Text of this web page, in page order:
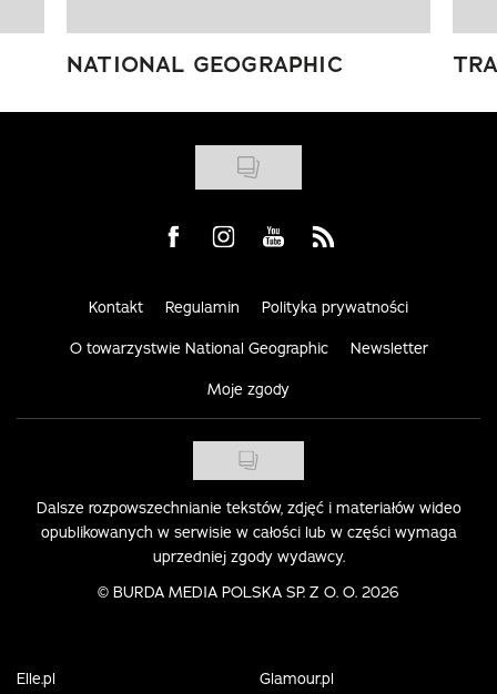
NATIONAL GEOGRAPHIC
Visit us on Facebook
Visit us on Instagram
Visit us on Youtube
Visit us on Rss
Kontakt Regulamin Polityka prywatności
O towarzystwie National Geographic Newsletter
Moje zgody
Dalsze rozpowszechnianie tekstów, zdjęć i materiałów wideo
opublikowanych w serwisie w całości lub w części wymaga
uprzedniej zgody wydawcy.
© BURDA MEDIA POLSKA SP. Z O. O. 2026
Elle.pl
Glamour.pl